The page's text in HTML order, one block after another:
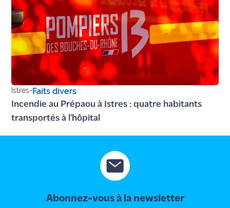
Istres-Faits divers
Incendie au Prépaou à Istres : quatre habitants
transportés à l'hôpital
Abonnez-vous à la newsletter